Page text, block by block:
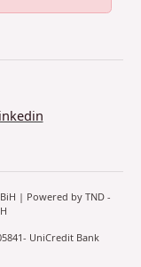
| Powered by TND -
UniCredit Bank